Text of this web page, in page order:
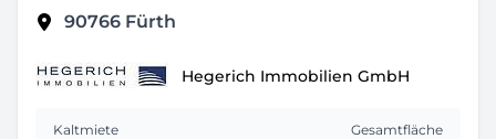
90766 Fürth
Hegerich Immobilien GmbH
Kaltmiete Gesamtfläche